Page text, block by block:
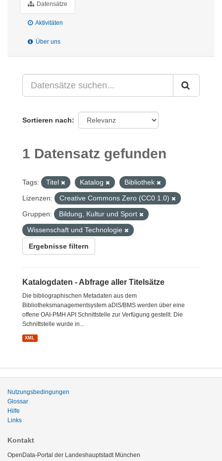
Datensätze
Aktivitäten
Über uns
Sortieren nach
1 Datensatz gefunden
Tags: Titel Katalog
Bibliothek
Lizenzen:
Creative Commons Zero (CC0 1.0)
Gruppen:
Bildung, Kultur und Sport
Wissenschaft und Technologie
Ergebnisse filtern
Katalogdaten - Abfrage aller Titelsätze
Die bibliographischen Metadaten aus dem
Bibliotheksmanagementsystem aDIS/BMS werden über eine
offene OAI-PMH API Schnittstelle zur Verfügung gestellt. Die
Schnittstelle wurde in...
XML
Nutzungsbedingungen
Glossar
Hilfe
Links
Kontakt
OpenData-Portal der Landeshauptstadt München